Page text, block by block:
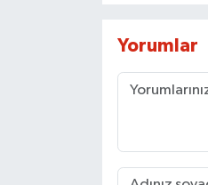
Yorumlar